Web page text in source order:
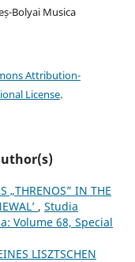
Bolyai Musica
Attribution-
License.
„THRENOS” IN THE
, Studia
Volume 68, Special
LISZTSCHEN